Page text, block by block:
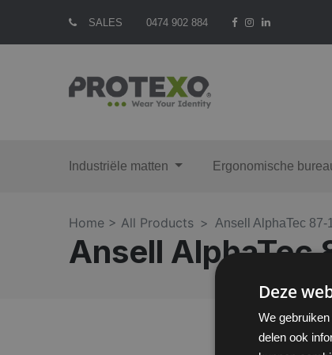
SALES 0474 902 884
Industriële matten Ergonomische
Home > All Products Ansell AlphaTec 87-
Ansell AlphaTec
Deze
We
delen ook